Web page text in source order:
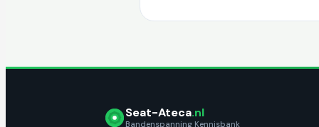
Seat-Ateca.nl
Bandenspanning Kennisbank